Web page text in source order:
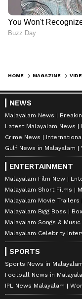
HOME MAGAZINE
NEWS
Malayalam News
Latest Malayalam News
Crime News
Gulf News in Malayalam
ENTERTAINMENT
Malayalam Film New
Malayalam Short Films
Malayalam Movie Trailers
Malayalam Bigg Boss
Malayalam Songs & Music
Malayalam Celebrity
SPORTS
Sports News in
Football News in
IPL News Malayalam